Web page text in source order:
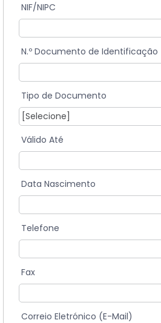
NIF/NIPC
N.º Documento de Identificação
Tipo de Documento
Válido Até
Data Nascimento
Telefone
Fax
Correio Eletrónico (E-Mail)